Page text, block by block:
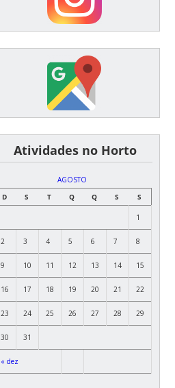
͏ ͏ ͏ ͏ ͏ ͏Atividades no Horto
AGOSTO
D
S T Q Q S S
« dez
1
2 3 4 5 6 7 8
9 10 11 12 13 14 15
16 17 18 19 20 21 22
23 24 25 26 27 28 29
30 31